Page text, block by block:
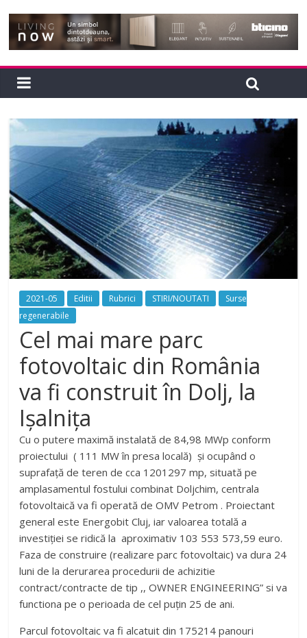
2021-05 Editii Rubrici STIRI/NOUTATI
Surse
regenerabile
Cel mai mare parc
fotovoltaic din România
va fi construit în Dolj, la
Ișalnița
Cu o putere maximă instalată de 84,98 MWp conform
proiectului ( 111 MW în presa locală) și ocupând o
suprafață de teren de cca 1201297 mp, situată pe
amplasamentul fostului combinat Doljchim, centrala
fotovoltaică va fi operată de OMV Petrom . Proiectant
general este Energobit Cluj, iar valoarea totală a
investiției se ridică la aproximativ 103 553 573,59 euro.
Faza de construire (realizare parc fotovoltaic) va dura 24
luni de la derurarea procedurii de achizitie
contract/contracte de tip ,, OWNER ENGINEERING” si va
functiona pe o perioada de cel puţin 25 de ani.
Parcul fotovoltaic va fi alcatuit din 175214 panouri